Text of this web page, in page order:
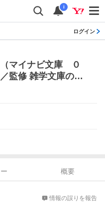
i
ログイン
マイナビ文庫 ０
監修 雑学文庫の本
概要
情報の誤りを報告